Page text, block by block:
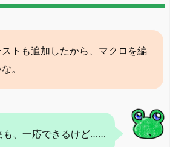
トも追加したから、マクロを編
。
も、一応できるけど……